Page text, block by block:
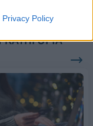
Privacy Policy